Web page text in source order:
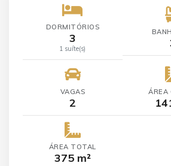
DORMITÓRIOS
3
1 suíte(s)
VAGAS
2
ÁREA
ÁREA TOTAL
375 m²